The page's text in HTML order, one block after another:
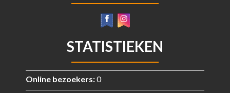
STATISTIEKEN
Online bezoekers:0